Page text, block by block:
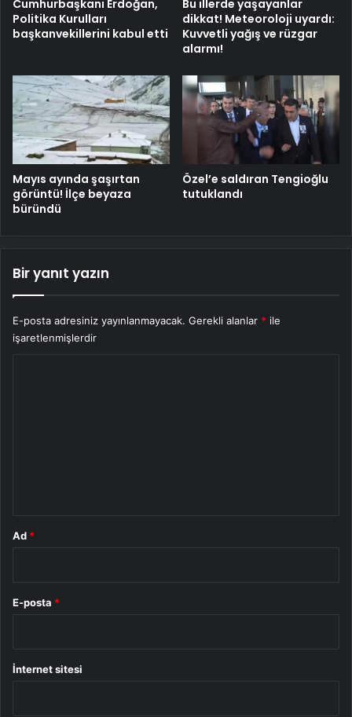
Cumhurbaşkanı Erdoğan,
Politika Kurulları
başkanvekillerini kabul etti
Bu illerde yaşayanlar
dikkat! Meteoroloji uyardı:
Kuvvetli yağış ve rüzgar
alarmı!
Mayıs ayında şaşırtan
görüntü! İlçe beyaza
büründü
Özel’e saldıran Tengioğlu
tutuklandı
Bir yanıt yazın
E-posta adresiniz yayınlanmayacak. Gerekli alanlar * ile
işaretlenmişlerdir
Ad *
E-posta *
İnternet sitesi